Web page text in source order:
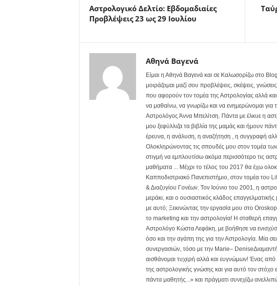
Αστρολογικό Δελτίο: Εβδομαδιαίες
Προβλέψεις 23 ως 29 Ιουλίου
Αθηνά Βαγενά
Είμαι η Αθηνά Βαγενά και σε Καλωσορίζω στο
μοιράζομαι μαζί σου προβλέψεις, σκέψεις,
που αφορούν τον τομέα της Αστρολογίας αλλά
να μαθαίνω, να γνωρίζω και να ενημερώνομαι για
Αστρολόγος Άννα Μπελίτση. Πάντα με έλκυε η
μου ξεφύλλιζα τα βιβλία της μαμάς και ήμουν
έρευνα, η ανάλυση, η αναζήτηση , η συγγραφή
Ολοκληρώνοντας τις σπουδές μου στον τομέα
στιγμή να εμπλουτίσω ακόμα περισσότερο τις
μαθήματα ... Μέχρι το τέλος του 2017 θα έχω
Καπποδιστριακό Πανεπιστήμιο, στον τομέα του
& Διαζυγίου Γονέων. Τον Ιούνιο του 2001, η
μεράκι, και ο ουσιαστικός κλάδος
με αυτό; Ξεκινώντας την εργασία μου στο
το marketing και την αστρολογία! Η σταθερή
Αστρολόγο Κώστα Λεφάκη, με βοήθησε να
όσο και την αγάπη της για την Αστρολογία. Μία
συνεργασιών, τόσο με την Marie–
αισθάνομαι τυχερή αλλά και ευγνώμων! Ένας από
της αστρολογικής γνώσης και για αυτό τον στόχο
πάντα μαθητής...» και πράγματι συνεχίζω